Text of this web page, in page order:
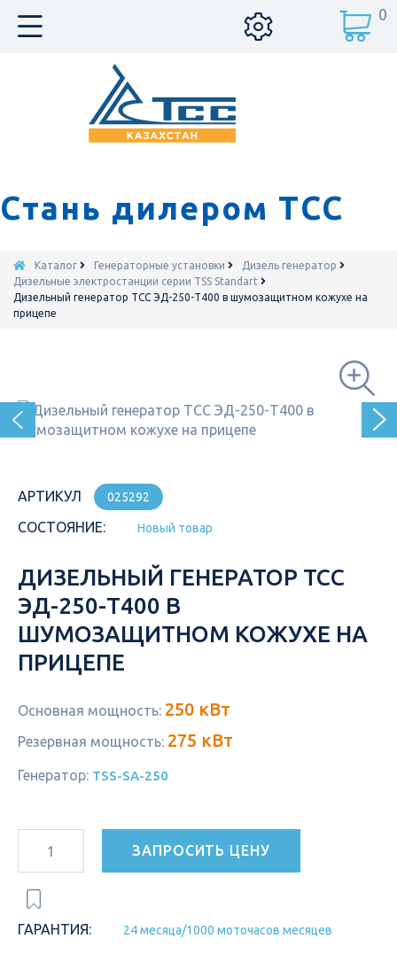
Стань дилером ТСС
0
Каталог Генераторные установки
Дизель генератор
Дизельные электростанции серии TSS Standart
Дизельный генератор ТСС ЭД-250-Т400 в шумозащитном кожухе на
прицепе
АРТИКУЛ 025292
СОСТОЯНИЕ: Новый товар
ДИЗЕЛЬНЫЙ ГЕНЕРАТОР ТСС
ЭД-250-Т400 В
ШУМОЗАЩИТНОМ КОЖУХЕ НА
ПРИЦЕПЕ
Основная мощность: 250 кВт
Резервная мощность: 275 кВт
Генератор: TSS-SA-250
ЗАПРОСИТЬ ЦЕНУ
ГАРАНТИЯ: 24 месяца/1000 моточасов месяцев